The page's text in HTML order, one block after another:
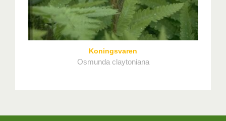
Koningsvaren
Osmunda claytoniana